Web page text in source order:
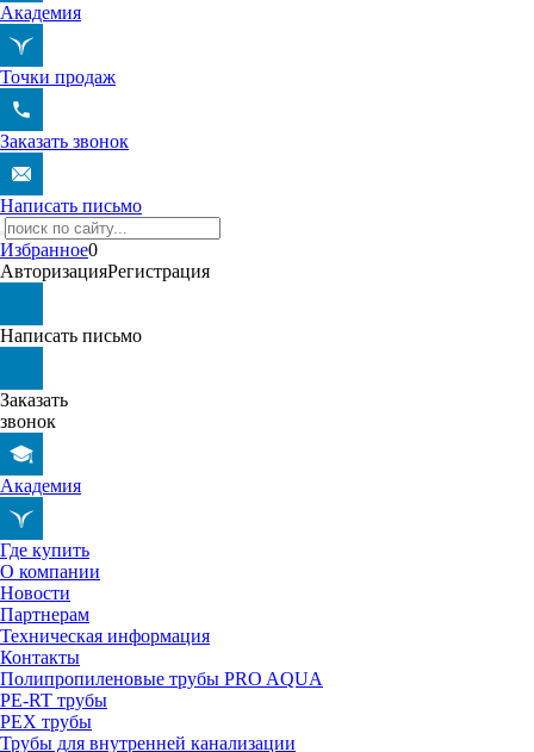
Академия
Точки продаж
Заказать звонок
Написать письмо
Избранное0
АвторизацияРегистрация
Написать письмо
Заказать
звонок
Академия
Где купить
О компании
Новости
Партнерам
Техническая информация
Контакты
Полипропиленовые трубы PRO AQUA
PE-RT трубы
PEX трубы
Трубы для внутренней канализации